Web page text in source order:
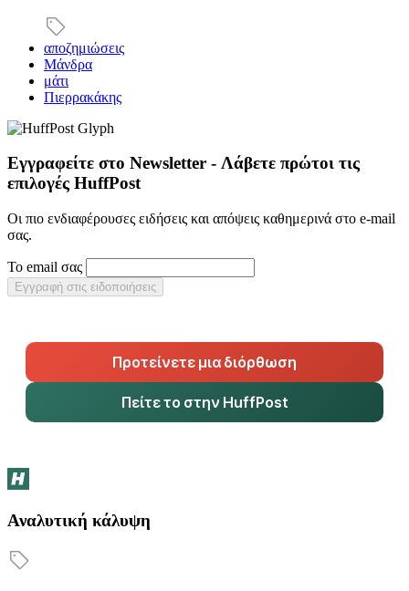
αποζημιώσεις
Μάνδρα
μάτι
Πιερρακάκης
Εγγραφείτε στο Newsletter - Λάβετε πρώτοι τις
επιλογές HuffPost
Οι πιο ενδιαφέρουσες ειδήσεις και απόψεις καθημερινά στο e-mail
σας.
Το email σας
Εγγραφή στις ειδοποιήσεις
Προτείνετε μια διόρθωση
Πείτε το στην HuffPost
Αναλυτική κάλυψη